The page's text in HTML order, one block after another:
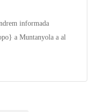
informada
} a Muntanyola a al